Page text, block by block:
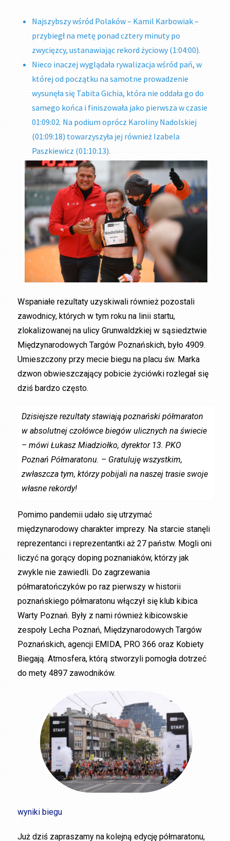
Najszybszy wśród Polaków – Kamil Karbowiak –
przybiegł na metę ponad cztery minuty po
zwycięzcy, ustanawiając rekord życiowy (1:04:00).
Nieco inaczej wyglądała rywalizacja wśród pań, w
której od początku na samotne prowadzenie
wysunęła się Tabita Gichia, która nie oddała go do
samego końca i finiszowała jako pierwsza w czasie
01:09:02. Na podium oprócz Karoliny Nadolskiej
(01:09:18) towarzyszyła jej również Izabela
Paszkiewicz (01:10:13).
Wspaniałe rezultaty uzyskiwali również pozostali
zawodnicy, których w tym roku na linii startu,
zlokalizowanej na ulicy Grunwaldzkiej w sąsiedztwie
Międzynarodowych Targów Poznańskich, było 4909.
Umieszczony przy mecie biegu na placu św. Marka
dzwon obwieszczający pobicie życiówki rozlegał się
dziś bardzo często.
Dzisiejsze rezultaty stawiają poznański półmaraton
w absolutnej czołówce biegów ulicznych na świecie
– mówi Łukasz Miadziołko, dyrektor 13. PKO
Poznań Półmaratonu. – Gratuluję wszystkim,
zwłaszcza tym, którzy pobijali na naszej trasie swoje
własne rekordy!
Pomimo pandemii udało się utrzymać
międzynarodowy charakter imprezy. Na starcie stanęli
reprezentanci i reprezentantki aż 27 państw. Mogli oni
liczyć na gorący doping poznaniaków, którzy jak
zwykle nie zawiedli. Do zagrzewania
półmaratończyków po raz pierwszy w historii
poznańskiego półmaratonu włączył się klub kibica
Warty Poznań. Były z nami również kibicowskie
zespoły Lecha Poznań, Międzynarodowych Targów
Poznańskich, agencji EMIDA, PRO 366 oraz Kobiety
Biegają. Atmosfera, którą stworzyli pomogła dotrzeć
do mety 4897 zawodników.
wyniki biegu
Już dziś zapraszamy na kolejną edycję półmaratonu,